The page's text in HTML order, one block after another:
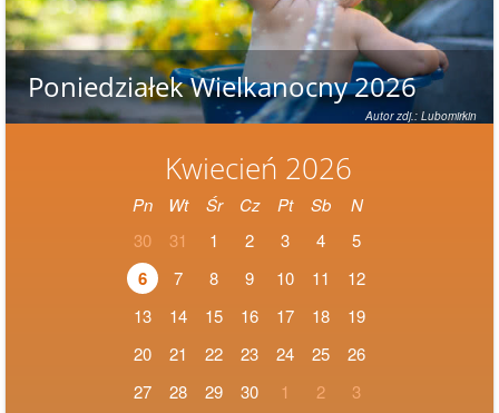
Kwiecień 2026
Pn Wt Śr Cz Pt Sb
N
30
31 1 2 3 4 5
6 7 8 9 10 11
12
13
14 15 16 17 18
19
20
21 22 23 24 25
26
27
28 29 30 1 2 3
Poniedziałek Wielkanocny 2026
Autor zdj.: Lubomirkin